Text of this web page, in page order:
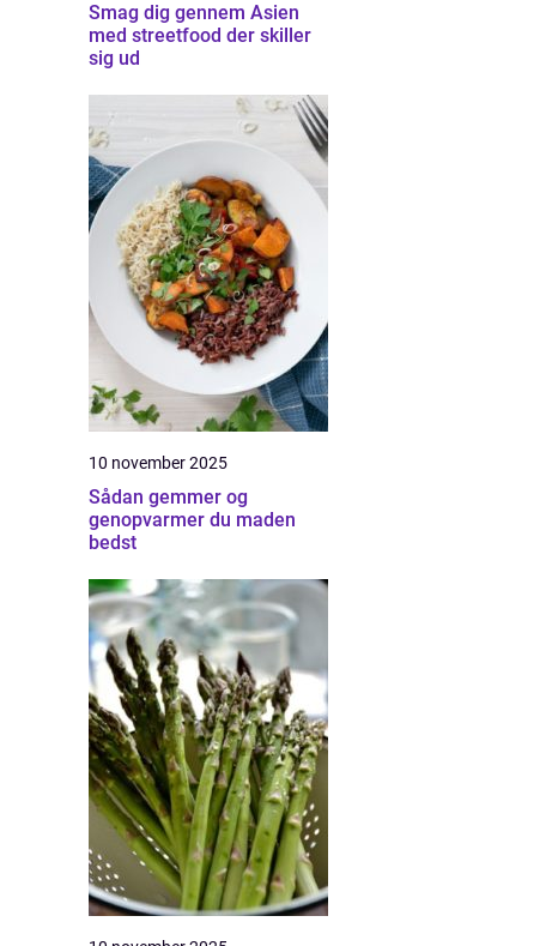
Smag dig gennem Asien
med streetfood der skiller
sig ud
10 november 2025
Sådan gemmer og
genopvarmer du maden
bedst